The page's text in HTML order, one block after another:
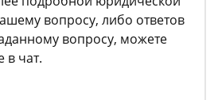
вопросу, либо ответов
вопросу, можете
в чат.